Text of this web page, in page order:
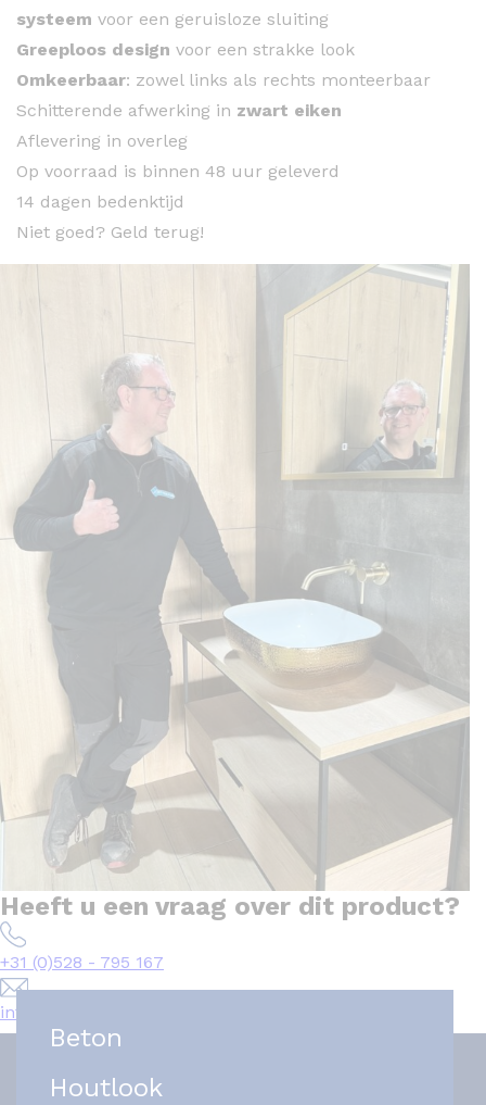
systeem voor een geruisloze sluiting
Greeploos design voor een strakke look
Omkeerbaar: zowel links als rechts monteerbaar
Schitterende afwerking in zwart eiken
Aflevering in overleg
Op voorraad is binnen 48 uur geleverd
14 dagen bedenktijd
Niet goed? Geld terug!
Heeft u een vraag over dit product?
+31 (0)528 - 795 167
info@het-tegelplein.nl
Beton
Houtlook